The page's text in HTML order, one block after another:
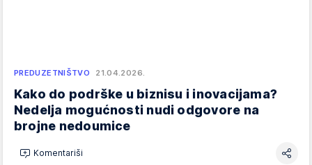
PREDUZETNIŠTVO 21.04.2026.
Kako do podrške u biznisu i inovacijama?
Nedelja mogućnosti nudi odgovore na
brojne nedoumice
Komentariši